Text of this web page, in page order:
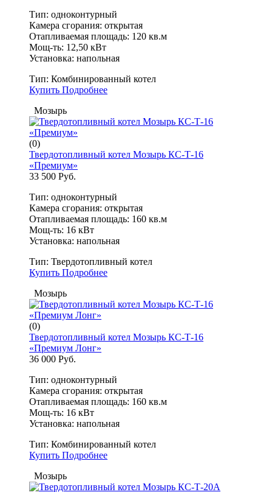
Тип: одноконтурный
Камера сгорания: открытая
Отапливаемая площадь: 120 кв.м
Мощ-ть: 12,50 кВт
Установка: напольная
Тип: Комбинированный котел
Купить Подробнее
Мозырь
(0)
Твердотопливный котел Мозырь КС-Т-16
«Премиум»
33 500 Руб.
Тип: одноконтурный
Камера сгорания: открытая
Отапливаемая площадь: 160 кв.м
Мощ-ть: 16 кВт
Установка: напольная
Тип: Твердотопливный котел
Купить Подробнее
Мозырь
(0)
Твердотопливный котел Мозырь КС-Т-16
«Премиум Лонг»
36 000 Руб.
Тип: одноконтурный
Камера сгорания: открытая
Отапливаемая площадь: 160 кв.м
Мощ-ть: 16 кВт
Установка: напольная
Тип: Комбинированный котел
Купить Подробнее
Мозырь